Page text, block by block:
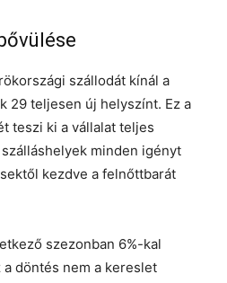
szállodát kínál a
29 teljesen új helyszínt. Ez a
teszi ki a vállalat teljes
minden igényt
kezdve a felnőttbarát
szezonban 6%-kal
döntés nem a kereslet